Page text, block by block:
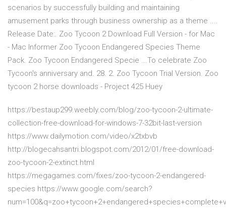
scenarios by successfully building and maintaining
amusement parks through business ownership as a theme ....
Release Date:. Zoo Tycoon 2 Download Full Version - for Mac
- Mac Informer Zoo Tycoon Endangered Species Theme
Pack. Zoo Tycoon Endangered Specie ...To celebrate Zoo
Tycoon's anniversary and. 28. 2. Zoo Tycoon Trial Version. Zoo
tycoon 2 horse downloads - Project 425 Huey
https://bestaup299.weebly.com/blog/zoo-tycoon-2-ultimate-
collection-free-download-for-windows-7-32bit-last-version
https://www.dailymotion.com/video/x2txbvb
http://blogecahsantri.blogspot.com/2012/01/free-download-
zoo-tycoon-2-extinct.html
https://megagames.com/fixes/zoo-tycoon-2-endangered-
species https://www.google.com/search?